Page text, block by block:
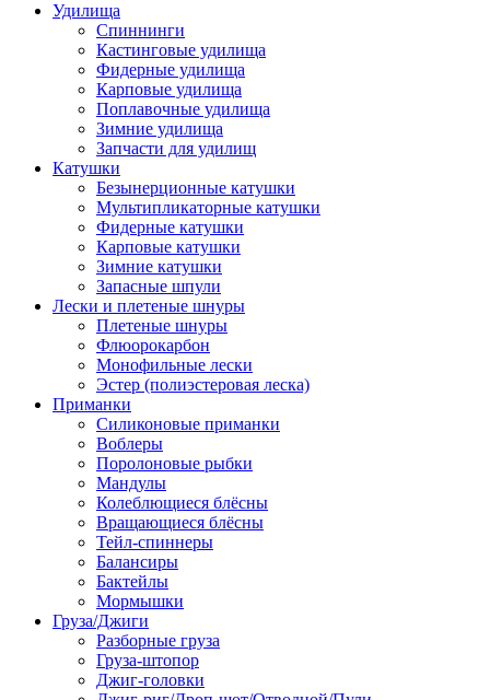
Удилища
Спиннинги
Кастинговые удилища
Фидерные удилища
Карповые удилища
Поплавочные удилища
Зимние удилища
Запчасти для удилищ
Катушки
Безынерционные катушки
Мультипликаторные катушки
Фидерные катушки
Карповые катушки
Зимние катушки
Запасные шпули
Лески и плетеные шнуры
Плетеные шнуры
Флюорокарбон
Монофильные лески
Эстер (полиэстеровая леска)
Приманки
Силиконовые приманки
Воблеры
Поролоновые рыбки
Мандулы
Колеблющиеся блёсны
Вращающиеся блёсны
Тейл-спиннеры
Балансиры
Бактейлы
Мормышки
Груза/Джиги
Разборные груза
Груза-штопор
Джиг-головки